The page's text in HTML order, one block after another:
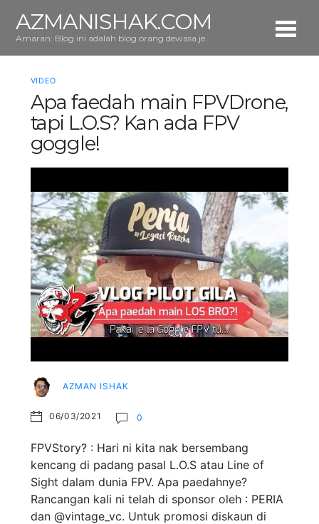
AZMANISHAK.COM
Amaran: Blog ini adalah blog orang dewasa je.
VIDEO
Apa faedah main FPVDrone,
tapi L.O.S? Kan ada FPV
goggle!
AZMAN ISHAK
06/03/2021 0
FPVStory? : Hari ni kita nak bersembang
kencang di padang pasal L.O.S atau Line of
Sight dalam dunia FPV. Apa paedahnye?
Rancangan kali ni telah di sponsor oleh : PERIA
dan @vintage_vc. Untuk promosi diskaun di